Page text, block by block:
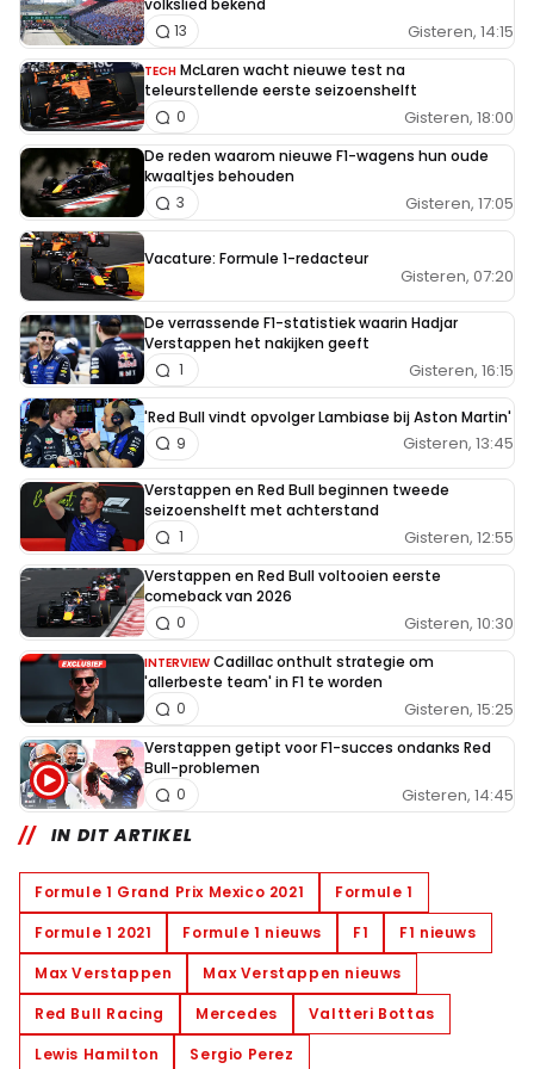
volkslied bekend
Gisteren, 14:15
13
TECH McLaren wacht nieuwe test na
teleurstellende eerste seizoenshelft
Gisteren, 18:00
0
De reden waarom nieuwe F1-wagens hun oude
kwaaltjes behouden
Gisteren, 17:05
3
Vacature: Formule 1-redacteur
Gisteren, 07:20
De verrassende F1-statistiek waarin Hadjar
Verstappen het nakijken geeft
Gisteren, 16:15
1
'Red Bull vindt opvolger Lambiase bij Aston Martin'
Gisteren, 13:45
9
Verstappen en Red Bull beginnen tweede
seizoenshelft met achterstand
Gisteren, 12:55
1
Verstappen en Red Bull voltooien eerste
comeback van 2026
Gisteren, 10:30
0
INTERVIEW Cadillac onthult strategie om
'allerbeste team' in F1 te worden
Gisteren, 15:25
0
Verstappen getipt voor F1-succes ondanks Red
Bull-problemen
Gisteren, 14:45
0
IN DIT ARTIKEL
Formule 1 Grand Prix Mexico 2021
Formule 1
Formule 1 2021
Formule 1 nieuws F1
F1 nieuws
Max Verstappen
Max Verstappen nieuws
Red Bull Racing
Mercedes
Valtteri Bottas
Lewis Hamilton
Sergio Perez